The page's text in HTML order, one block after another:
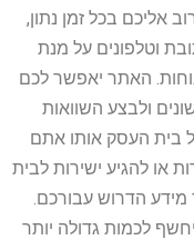
אליכם בכל זמן נתון,
וטלפונים על מנת
האתר יאפשר לכם
ולבצע השוואות
בית העסק אותו אתם
או להגיע ישירות לבית
הדרוש עבורכם.
לכמות גדולה יותר